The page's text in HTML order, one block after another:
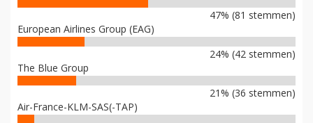
47% (81 stemmen)
European Airlines Group (EAG)
24% (42 stemmen)
The Blue Group
21% (36 stemmen)
Air-France-KLM-SAS(-TAP)